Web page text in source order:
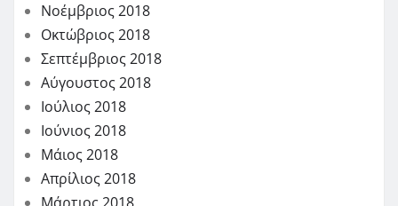
Νοέμβριος 2018
Οκτώβριος 2018
Σεπτέμβριος 2018
Αύγουστος 2018
Ιούλιος 2018
Ιούνιος 2018
Μάιος 2018
Απρίλιος 2018